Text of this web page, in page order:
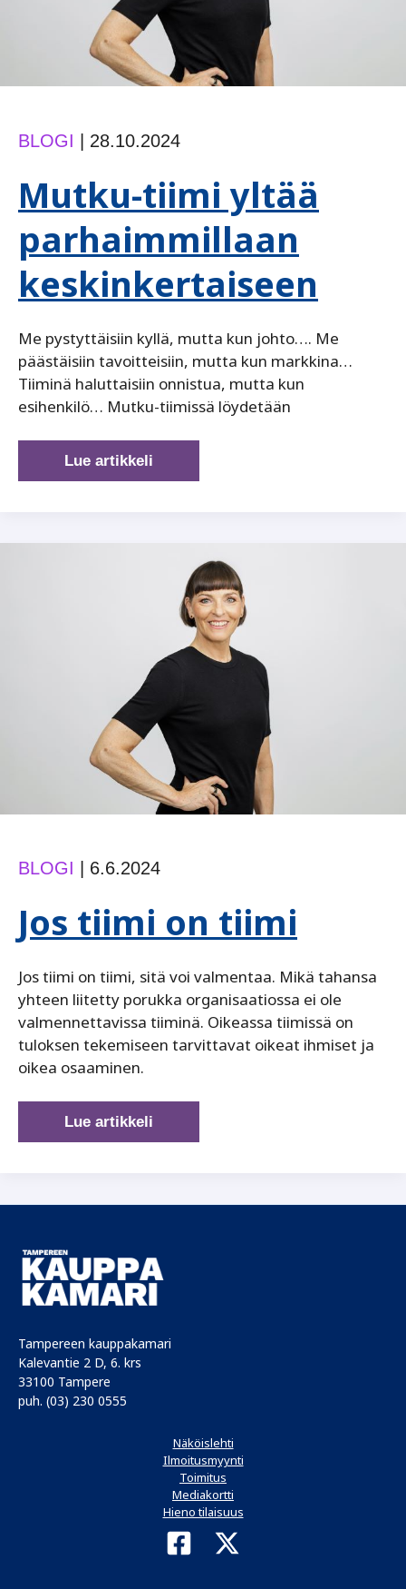
BLOGI 28.10.2024
Mutku-tiimi yltää
parhaimmillaan
keskinkertaiseen
Me pystyttäisiin kyllä, mutta kun johto…. Me
päästäisiin tavoitteisiin, mutta kun markkina…
Tiiminä haluttaisiin onnistua, mutta kun
esihenkilö… Mutku-tiimissä löydetään
Mutku-
tiimi
Lue artikkeli
BLOGI 6.6.2024
Jos tiimi on tiimi
Jos tiimi on tiimi, sitä voi valmentaa. Mikä tahansa
yhteen liitetty porukka organisaatiossa ei ole
valmennettavissa tiiminä. Oikeassa tiimissä on
tuloksen tekemiseen tarvittavat oikeat ihmiset ja
oikea osaaminen.
Jos
tiimi
Lue artikkeli
Tampereen kauppakamari
Kalevantie 2 D, 6. krs
33100 Tampere
puh. (03) 230 0555
Näköislehti
Ilmoitusmyynti
Toimitus
Mediakortti
Hieno tilaisuus